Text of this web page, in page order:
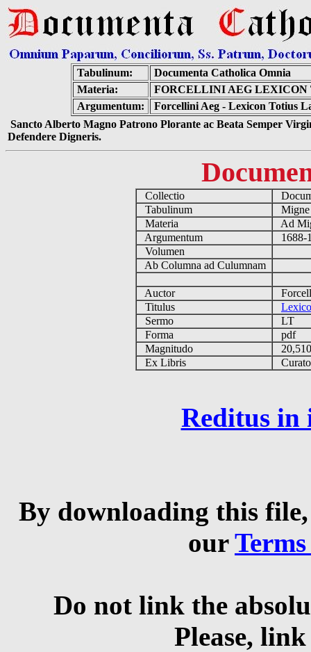
Tabulinum:
Documenta Catholica Omnia
Materia:
FORCELLINI AEG
Argumentum:
Forcellini Aeg - Lexicon Totius
Sancto Alberto Magno Patrono Plorante ac Beata Semper
Defendere Digneris.
Collectio
Tabulinum
Materia
Ad
Argumentum
1688-
Volumen
Ab Columna ad Culumnam
Auctor
Titulus
Sermo
LT
Forma
pdf
Magnitudo
Ex Libris
Reditus in
By downloading this
our
Do not link the
Please,